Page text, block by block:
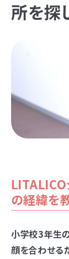
所を探
LITALICO
の経緯を
小学校3年生
顔を合わせる